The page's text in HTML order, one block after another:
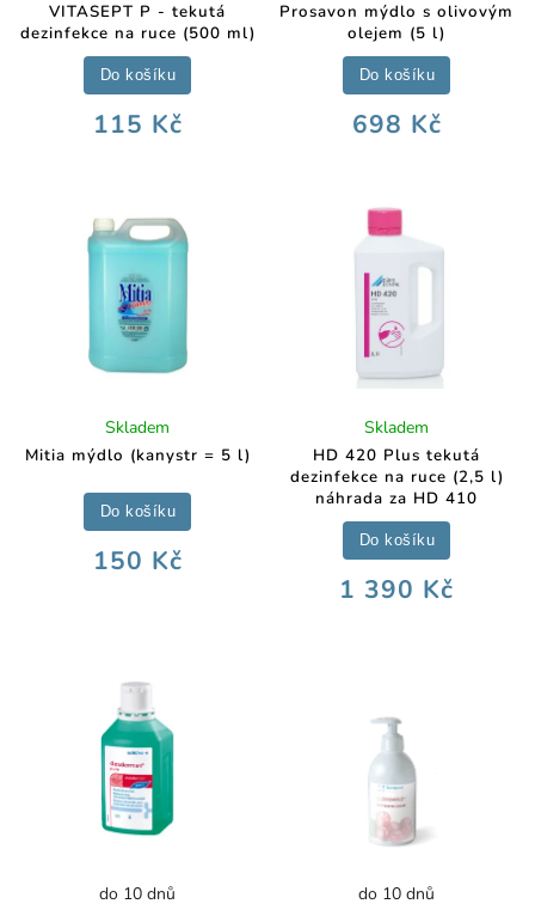
VITASEPT P - tekutá
dezinfekce na ruce (500 ml)
115 Kč
Do košíku
Prosavon mýdlo s olivovým
olejem (5 l)
698 Kč
Do košíku
Mitia mýdlo (kanystr = 5 l)
Skladem
150 Kč
Do košíku
HD 420 Plus tekutá
dezinfekce na ruce (2,5 l)
náhrada za HD 410
Skladem
1 390 Kč
Do košíku
do 10 dnů do 10 dnů